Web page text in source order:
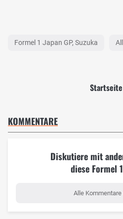
Formel 1 Japan GP, Suzuka
Startseite
KOMMENTARE
Diskutiere mit
diese Formel
Alle Kommentare